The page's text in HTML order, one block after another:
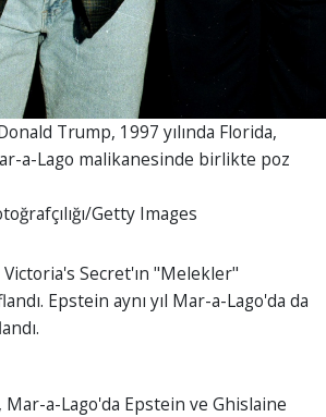
Trump, 1997 yılında Florida,
a-Lago malikanesinde birlikte poz
Getty Images
Secret'ın "Melekler"
Epstein aynı yıl Mar-a-Lago'da da
a-Lago'da Epstein ve Ghislaine